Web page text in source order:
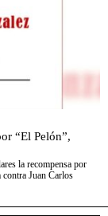
“El Pelón”,
la recompensa por
Juan Carlos